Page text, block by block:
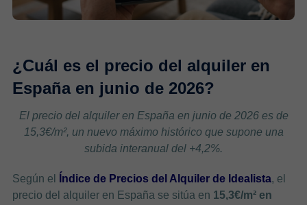
¿Cuál es el precio del alquiler en
España en junio de 2026?
El precio del alquiler en España en junio de 2026 es de
15,3€/m², un nuevo máximo histórico que supone una
subida interanual del +4,2%.
Según el Índice de Precios del Alquiler de Idealista, el
precio del alquiler en España se sitúa en 15,3€/m² en